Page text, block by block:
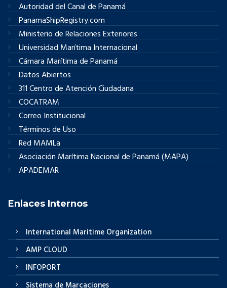
Autoridad del Canal de Panamá
PanamaShipRegistry.com
Ministerio de Relaciones Exteriores
Universidad Marítima Internacional
Cámara Marítima de Panamá
Datos Abiertos
311 Centro de Atención Ciudadana
COCATRAM
Correo Institucional
Términos de Uso
Red MAMLa
Asociación Marítima Nacional de Panamá (MAPA)
APADEMAR
Enlaces Internos
International Maritime Organization
AMP CLOUD
INFOPORT
Sistema de Marcaciones